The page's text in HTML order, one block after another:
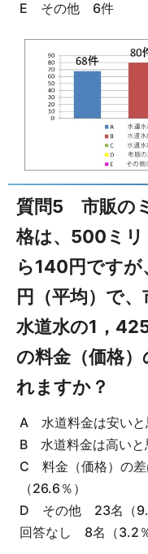
E その他 6件
質問5 市販の
格は、500ミ
ら140円です
円（平均）で、
水道水の1，
の料金（価格
れますか？
A 水道料金は安い
B 水道料金は高い
C 料金（価格）の
（26.6％）
D その他 23名（
回答なし 8名（3.2％